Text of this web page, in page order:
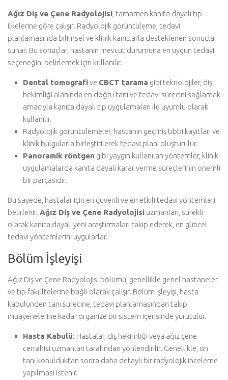
Ağız Diş ve Çene Radyolojisi , tamamen kanıta dayalı tıp
ilkelerine göre çalışır. Radyolojik görüntüleme, tedavi
planlamasında bilimsel ve klinik kanıtlarla desteklenen sonuçlar
sunar. Bu sonuçlar, hastanın mevcut durumuna en uygun tedavi
seçeneğini belirlemek için kullanılır.
Dental tomografive CBCT tarama gibi teknolojiler, diş
hekimliği alanında en doğru tanı ve tedavi sürecini sağlamak
amacıyla kanıta dayalı tıp uygulamaları ile uyumlu olarak
kullanılır.
Radyolojik görüntülemeler, hastanın geçmiş tıbbi kayıtları ve
klinik bulgularla birleştirilerek tedavi planı oluşturulur.
Panoramik röntgen gibi yaygın kullanılan yöntemler, klinik
uygulamalarda kanıta dayalı karar verme süreçlerinin önemli
bir parçasıdır.
Bu sayede, hastalar için en güvenli ve en etkili tedavi yöntemleri
belirlenir. Ağız Diş ve Çene Radyolojisi uzmanları, sürekli
olarak kanıta dayalı yeni araştırmaları takip ederek, en güncel
tedavi yöntemlerini uygularlar.
Bölüm İşleyişi
Ağız Diş ve Çene Radyolojisi bölümü, genellikle genel hastaneler
ve tıp fakültelerine bağlı olarak çalışır. Bölüm işleyişi, hasta
kabulünden tanı sürecine, tedavi planlamasından takip
muayenelerine kadar organize bir sistem içerisinde yürütülür.
Hasta Kabulü: Hastalar, diş hekimliği veya ağız çene
cerrahisi uzmanları tarafından yönlendirilir. Genellikle, ön
tanı konulduktan sonra daha detaylı bir radyolojik inceleme
yapılması istenir.